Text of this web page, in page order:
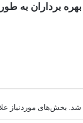
برداران به
شد. بخش‌های موردنیاز